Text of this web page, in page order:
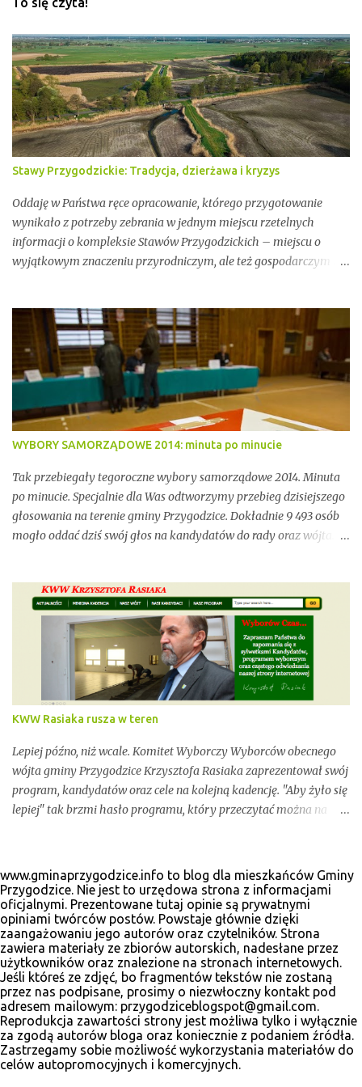
Stawy Przygodzickie: Tradycja, dzierżawa i kryzys
Oddaję w Państwa ręce opracowanie, którego przygotowanie
wynikało z potrzeby zebrania w jednym miejscu rzetelnych
informacji o kompleksie Stawów Przygodzickich – miejscu o
wyjątkowym znaczeniu przyrodniczym, ale też gospodarczym i
elementem ekosystemu Doliny Baryczy. W ostatnich latach stały
się jednak również przedmiotem konfliktów, napięć i realnych
zagrożeń związanych z brakiem ciągłości dzierżawy oraz
niewystarczającym wsparciem instytucjonalnym.
WYBORY SAMORZĄDOWE 2014: minuta po minucie
Tak przebiegały tegoroczne wybory samorządowe 2014. Minuta
po minucie. Specjalnie dla Was odtworzymy przebieg dzisiejszego
głosowania na terenie gminy Przygodzice. Dokładnie 9 493 osób
mogło oddać dziś swój głos na kandydatów do rady oraz wójta.
uważać. Incydentów podczas głosowania nie brakowało.
Wszystko zawarte zostanie w poniższym kalendarium.
Zaczynamy! Wystarczy, że odświeżysz stronę, a kolejne newsy
pojawią się w tym poście. Pozostańmy w stałym kontakcie.
KWW Rasiaka rusza w teren
Lepiej późno, niż wcale. Komitet Wyborczy Wyborców obecnego
wójta gminy Przygodzice Krzysztofa Rasiaka zaprezentował swój
program, kandydatów oraz cele na kolejną kadencję. "Aby żyło się
lepiej" tak brzmi hasło programu, który przeczytać można na
mijającej kadencji 2010-2014, wcześniej był członkiem zarządu
powiatu ostrowskiego i wicestarostą. Wśród kandydatów na
radnych gminnych zobaczyć wiele dobrze znanych postaci, ale
także nowe twarze. Poniżej materiały wyborcze, które udało nam
się zebrać.
www.gminaprzygodzice.info to blog dla mieszkańców Gminy
Przygodzice. Nie jest to urzędowa strona z informacjami
oficjalnymi. Prezentowane tutaj opinie są prywatnymi
opiniami twórców postów. Powstaje głównie dzięki
zaangażowaniu jego autorów oraz czytelników. Strona
zawiera materiały ze zbiorów autorskich, nadesłane przez
użytkowników oraz znalezione na stronach internetowych.
Jeśli któreś ze zdjęć, bo fragmentów tekstów nie zostaną
przez nas podpisane, prosimy o niezwłoczny kontakt pod
adresem mailowym: przygodziceblogspot@gmail.com.
Reprodukcja zawartości strony jest możliwa tylko i wyłącznie
za zgodą autorów bloga oraz koniecznie z podaniem źródła.
Zastrzegamy sobie możliwość wykorzystania materiałów do
celów autopromocyjnych i komercyjnych.